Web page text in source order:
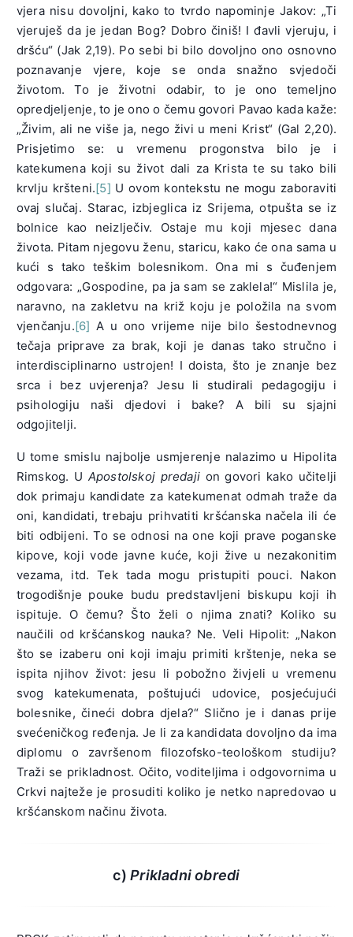
vjera nisu dovoljni, kako to tvrdo napominje Jakov: „Ti
vjeruješ da je jedan Bog? Dobro činiš! I đavli vjeruju, i
dršću“ (Jak 2,19). Po sebi bi bilo dovoljno ono osnovno
poznavanje vjere, koje se onda snažno svjedoči
životom. To je životni odabir, to je ono temeljno
opredjeljenje, to je ono o čemu govori Pavao kada kaže:
„Živim, ali ne više ja, nego živi u meni Krist“ (Gal 2,20).
Prisjetimo se: u vremenu progonstva bilo je i
katekumena koji su život dali za Krista te su tako bili
krvlju kršteni.[5] U ovom kontekstu ne mogu zaboraviti
ovaj slučaj. Starac, izbjeglica iz Srijema, otpušta se iz
bolnice kao neizlječiv. Ostaje mu koji mjesec dana
života. Pitam njegovu ženu, staricu, kako će ona sama u
kući s tako teškim bolesnikom. Ona mi s čuđenjem
odgovara: „Gospodine, pa ja sam se zaklela!“ Mislila je,
naravno, na zakletvu na križ koju je položila na svom
vjenčanju.[6] A u ono vrijeme nije bilo šestodnevnog
tečaja priprave za brak, koji je danas tako stručno i
interdisciplinarno ustrojen! I doista, što je znanje bez
srca i bez uvjerenja? Jesu li studirali pedagogiju i
psihologiju naši djedovi i bake? A bili su sjajni
odgojitelji.
U tome smislu najbolje usmjerenje nalazimo u Hipolita
Rimskog. U Apostolskoj predaji on govori kako učitelji
dok primaju kandidate za katekumenat odmah traže da
oni, kandidati, trebaju prihvatiti kršćanska načela ili će
biti odbijeni. To se odnosi na one koji prave poganske
kipove, koji vode javne kuće, koji žive u nezakonitim
vezama, itd. Tek tada mogu pristupiti pouci. Nakon
trogodišnje pouke budu predstavljeni biskupu koji ih
ispituje. O čemu? Što želi o njima znati? Koliko su
naučili od kršćanskog nauka? Ne. Veli Hipolit: „Nakon
što se izaberu oni koji imaju primiti krštenje, neka se
ispita njihov život: jesu li pobožno živjeli u vremenu
svog katekumenata, poštujući udovice, posjećujući
bolesnike, čineći dobra djela?“ Slično je i danas prije
svećeničkog ređenja. Je li za kandidata dovoljno da ima
diplomu o završenom filozofsko-teološkom studiju?
Traži se prikladnost. Očito, voditeljima i odgovornima u
Crkvi najteže je prosuditi koliko je netko napredovao u
kršćanskom načinu života.
c)Prikladni obredi